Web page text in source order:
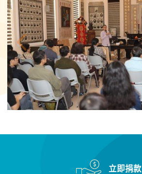
立即捐款